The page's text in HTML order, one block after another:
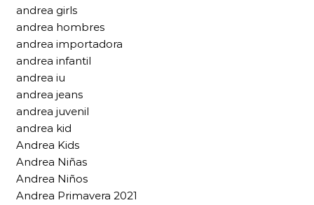
andrea girls
andrea hombres
andrea importadora
andrea infantil
andrea iu
andrea jeans
andrea juvenil
andrea kid
Andrea Kids
Andrea Niñas
Andrea Niños
Andrea Primavera 2021